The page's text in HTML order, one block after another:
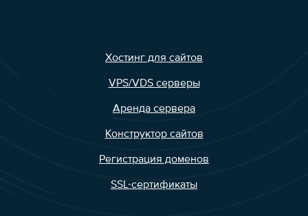
Хостинг для сайтов
VPS/VDS серверы
Аренда сервера
Конструктор сайтов
Регистрация доменов
SSL-сертификаты